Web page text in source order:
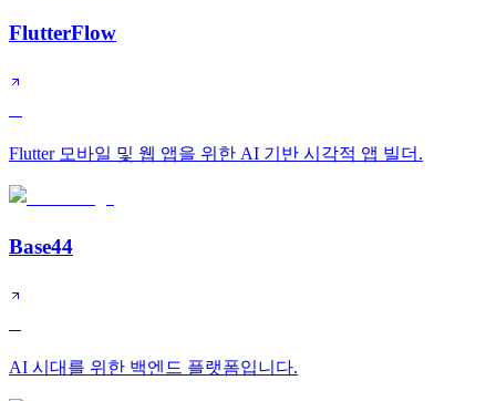
FlutterFlow
Flutter 모바일 및 웹 앱을 위한 AI 기반 시각적 앱 빌더.
Base44
AI 시대를 위한 백엔드 플랫폼입니다.